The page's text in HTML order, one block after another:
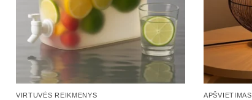
VIRTUVĖS REIKMENYS APŠVIETIMAS